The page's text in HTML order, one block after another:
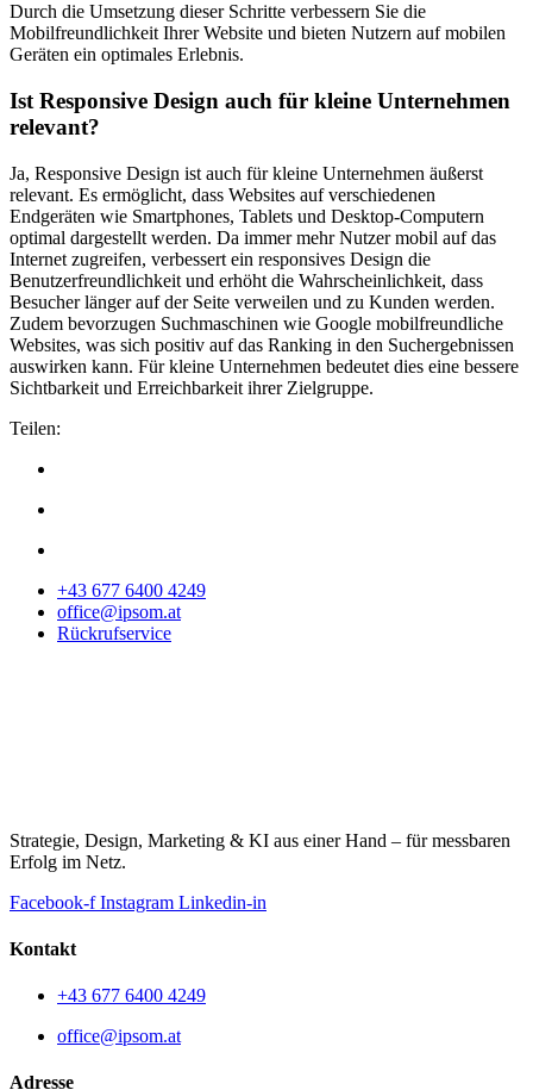
Durch die Umsetzung dieser Schritte verbessern Sie die
Mobilfreundlichkeit Ihrer Website und bieten Nutzern auf mobilen
Geräten ein optimales Erlebnis.
Ist Responsive Design auch für kleine Unternehmen
relevant?
Ja, Responsive Design ist auch für kleine Unternehmen äußerst
relevant. Es ermöglicht, dass Websites auf verschiedenen
Endgeräten wie Smartphones, Tablets und Desktop-Computern
optimal dargestellt werden. Da immer mehr Nutzer mobil auf das
Internet zugreifen, verbessert ein responsives Design die
Benutzerfreundlichkeit und erhöht die Wahrscheinlichkeit, dass
Besucher länger auf der Seite verweilen und zu Kunden werden.
Zudem bevorzugen Suchmaschinen wie Google mobilfreundliche
Websites, was sich positiv auf das Ranking in den Suchergebnissen
auswirken kann. Für kleine Unternehmen bedeutet dies eine bessere
Sichtbarkeit und Erreichbarkeit ihrer Zielgruppe.
Teilen:
+43 677 6400 4249
office@ipsom.at
Rückrufservice
Strategie, Design, Marketing & KI aus einer Hand – für messbaren
Erfolg im Netz.
Facebook-f Instagram Linkedin-in
Kontakt
+43 677 6400 4249
office@ipsom.at
Adresse